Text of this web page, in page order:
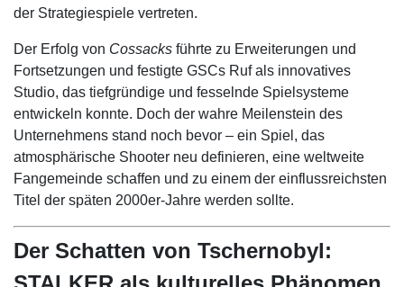
der Strategiespiele vertreten.
Der Erfolg von Cossacks führte zu Erweiterungen und
Fortsetzungen und festigte GSCs Ruf als innovatives
Studio, das tiefgründige und fesselnde Spielsysteme
entwickeln konnte. Doch der wahre Meilenstein des
Unternehmens stand noch bevor – ein Spiel, das
atmosphärische Shooter neu definieren, eine weltweite
Fangemeinde schaffen und zu einem der einflussreichsten
Titel der späten 2000er-Jahre werden sollte.
Der Schatten von Tschernobyl: